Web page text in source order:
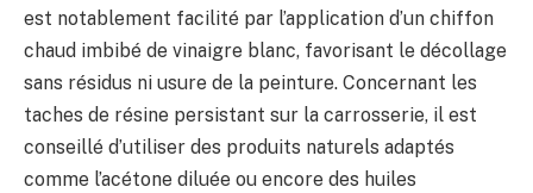
est notablement facilité par l’application d’un chiffon
chaud imbibé de vinaigre blanc, favorisant le décollage
sans résidus ni usure de la peinture. Concernant les
taches de résine persistant sur la carrosserie, il est
conseillé d’utiliser des produits naturels adaptés
comme l’acétone diluée ou encore des huiles